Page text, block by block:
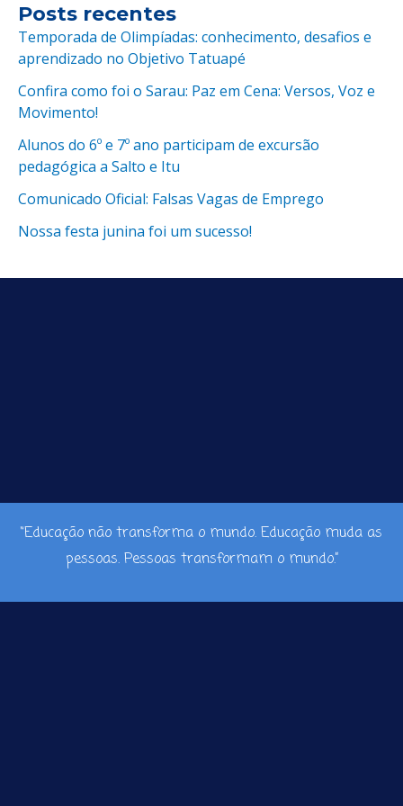
Posts recentes
Temporada de Olimpíadas: conhecimento, desafios e
aprendizado no Objetivo Tatuapé
Confira como foi o Sarau: Paz em Cena: Versos, Voz e
Movimento!
Alunos do 6º e 7º ano participam de excursão
pedagógica a Salto e Itu
Comunicado Oficial: Falsas Vagas de Emprego
Nossa festa junina foi um sucesso!
“Educação não transforma o mundo. Educação muda as
pessoas. Pessoas transformam o mundo.”